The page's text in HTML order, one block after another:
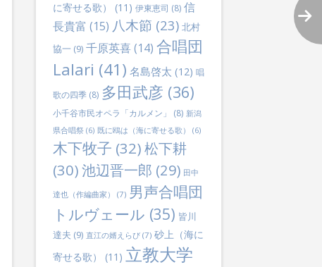
Alternative:
に寄せる歌） (11) 伊東恵司 (8) 信
長貴富 (15) 八木節 (23) 北村
協一 (9) 千原英喜(14) 合唱団
Lalari (41) 名島啓太 (12) 唱
歌の四季(8) 多田武彦 (36)
小千谷市民オペラ「カルメン」 (8) 新潟
県合唱祭(6) 既に鴎は（海に寄せる歌） (6)
木下牧子 (32)松下耕
(30)池辺晋一郎 (29) 田中
達也（作編曲家） (7) 男声合唱団
トルヴェール (35) 皆川
達夫 (9) 直江の婿えらび(7) 砂上（海に
寄せる歌）
(11) 立教大学